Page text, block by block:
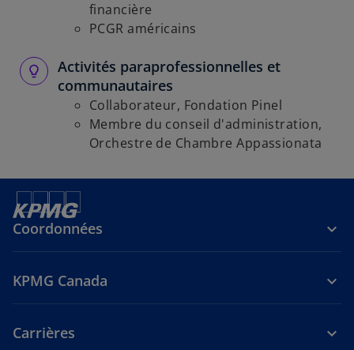
financière
PCGR américains
Activités paraprofessionnelles et
communautaires
Collaborateur, Fondation Pinel
Membre du conseil d'administration,
Orchestre de Chambre Appassionata
Coordonnées
KPMG Canada
Carrières